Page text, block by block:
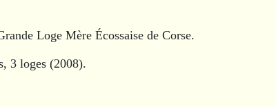
Loge Mère Écossaise de Corse.
3 loges (2008).